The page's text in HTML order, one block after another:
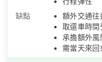
缺點
額外交通往
取還車時間
承擔額外風
需當天來回